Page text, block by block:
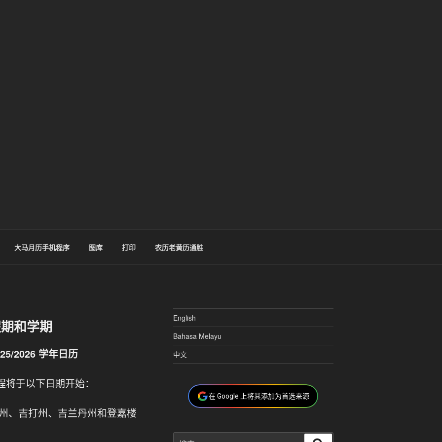
大马月历手机程序 图库 打印 农历老黄历通胜
和学期
2026 学年日历
于以下日期开始：
、吉打州、吉兰丹州和登嘉楼
English
Bahasa Melayu
中文
在 Google 上将其添加为首选来源